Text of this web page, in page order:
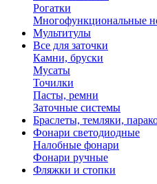
Рогатки
Многофункциональные
Мультитулы
Все для заточки
Камни, бруски
Мусаты
Точилки
Пасты, ремни
Заточные системы
Браслеты, темляки,
Фонари светодиодные
Налобные фонари
Фонари ручные
Фляжки и стопки